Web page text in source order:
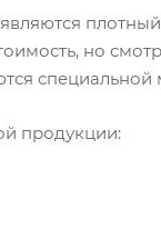
но
продукции: